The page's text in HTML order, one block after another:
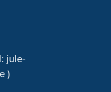
jule-
)